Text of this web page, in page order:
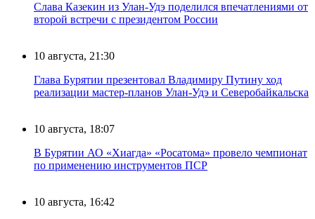
Слава Казекин из Улан-Удэ поделился впечатлениями от
второй встречи с президентом России
10 августа, 21:30
Глава Бурятии презентовал Владимиру Путину ход
реализации мастер-планов Улан-Удэ и Северобайкальска
10 августа, 18:07
В Бурятии АО «Хиагда» «Росатома» провело чемпионат
по применению инструментов ПСР
10 августа, 16:42